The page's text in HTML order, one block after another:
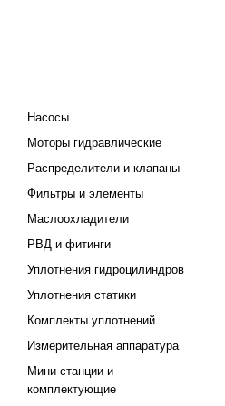
Насосы
Моторы гидравлические
Распределители и клапаны
Фильтры и элементы
Маслоохладители
РВД и фитинги
Уплотнения гидроцилиндров
Уплотнения статики
Комплекты уплотнений
Измерительная аппаратура
Мини-станции и
комплектующие